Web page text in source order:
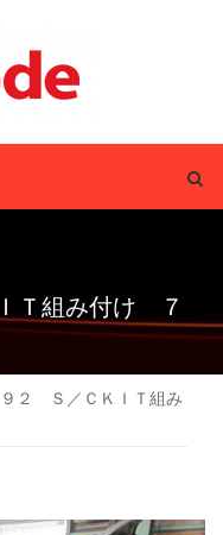
Ｔ組み付け ７
２ Ｓ／ＣＫＩＴ組み